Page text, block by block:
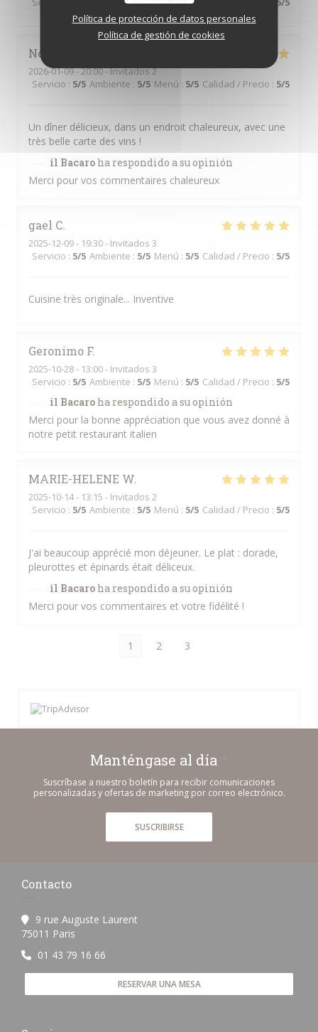
Política de protección de datos personales
Política de gestión de cookies
Nora
2026-01-09- 20:00 - Invitados 2
Servicio : 5/5 Ambiente : 5/5 Menú : 5/5 Calidad / Precio : 5/5
Un dîner délicieux, dans un endroit chaleureux, avec une
très belle carte des vins !
il Bacaro ha respondido a su opinión
Merci pour vos commentaires chaleureux
gael C
2025-12-09- 19:30 - Invitados 3
Servicio : 5/5 Ambiente : 5/5 Menú : 5/5 Calidad / Precio : 5/5
Cuisine très originale... Inventive
Geronimo F
2025-10-28- 13:00 - Invitados 3
Servicio : 5/5 Ambiente : 5/5 Menú : 5/5 Calidad / Precio : 5/5
il Bacaro ha respondido a su opinión
Merci pour la bonne appréciation que vous avez donné à
notre petit restaurant italien
MARIE-HELENE W
2025-10-14- 13:15 - Invitados 2
Servicio : 5/5 Ambiente : 5/5 Menú : 5/5 Calidad / Precio : 5/5
J'ai beaucoup apprécié mon déjeuner. Le plat : dorade,
pleurottes et épinards était déliceux.
il Bacaro ha respondido a su opinión
Merci pour vos commentaires et votre fidélité !
1 2 3
Manténgase al día
Suscríbase a nuestro boletín para recibir comunicaciones
personalizadas y ofertas de marketing por correo electrónico.
SUSCRIBIRSE
Contacto
9 rue Auguste Laurent
75011 Paris
01 43 79 16 66
RESERVAR UNA MESA